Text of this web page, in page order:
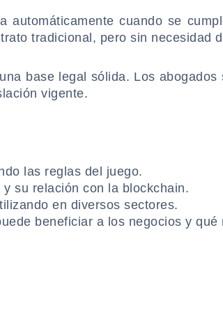
cuando se
tradicional, pero sin necesidad
base legal sólida. Los
vigente.
las reglas del juego.
y su relación con la blockchain.
en diversos sectores.
beneficiar a los negocios y